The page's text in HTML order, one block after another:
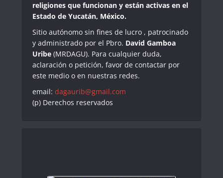
religiones que funcionan y están activas en el
Estado de Yucatán, México.
Sitio autónomo sin fines de lucro , patrocinado
y administrado por el Pbro. David Gamboa
Uribe (MRDAGU). Para cualquier duda,
aclaración o petición, favor de contactar por
este medio o en nuestras redes.
email: dagaurib@gmail.com
(p) Derechos reservados